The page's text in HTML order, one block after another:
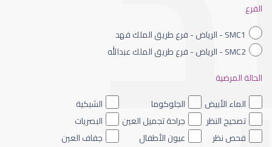
ضعف نظر العين اليسرى
الفرع
SMC1 - الرياض - فرع طريق الملك فهد
SMC2 - الرياض - فرع طريق الملك عبدالله
الحالة المرضية
الماء الأبيض
الجلوكوما
الشبكية
تصحيح النظر
جراحة تجميل العين
البصريات
فحص نظر
عيون الأطفال جفاف العين